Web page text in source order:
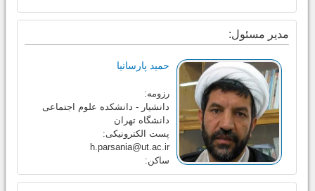
مدیر مسئول:
حمید پارسانیا
رزومه:
دانشیار - دانشکده علوم اجتماعی
دانشگاه تهران
پست الکترونیکی:
h.parsania@ut.ac.ir
ساکن: